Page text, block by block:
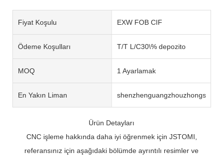
Fiyat Koşulu EXW FOB CIF
Ödeme Koşulları T/T L/C30\% depozito
MOQ 1 Ayarlamak
En Yakın Liman shenzhenguangzhouzhongshan
Ürün Detayları
CNC işleme hakkında daha iyi öğrenmek için JSTOMI,
referansınız için aşağıdaki bölümde ayrıntılı resimler ve